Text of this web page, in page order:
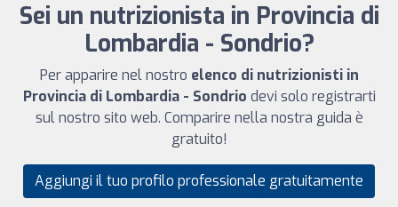
Sei un nutrizionista in Provincia di
Lombardia - Sondrio?
Per apparire nel nostro elenco di nutrizionisti in
Provincia di Lombardia - Sondrio devi solo registrarti
sul nostro sito web. Comparire nella nostra guida è
gratuito!
Aggiungi il tuo profilo professionale gratuitamente